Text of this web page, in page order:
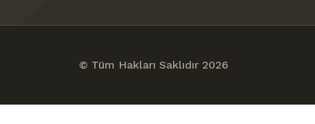
© Tüm Hakları Saklıdır 2026